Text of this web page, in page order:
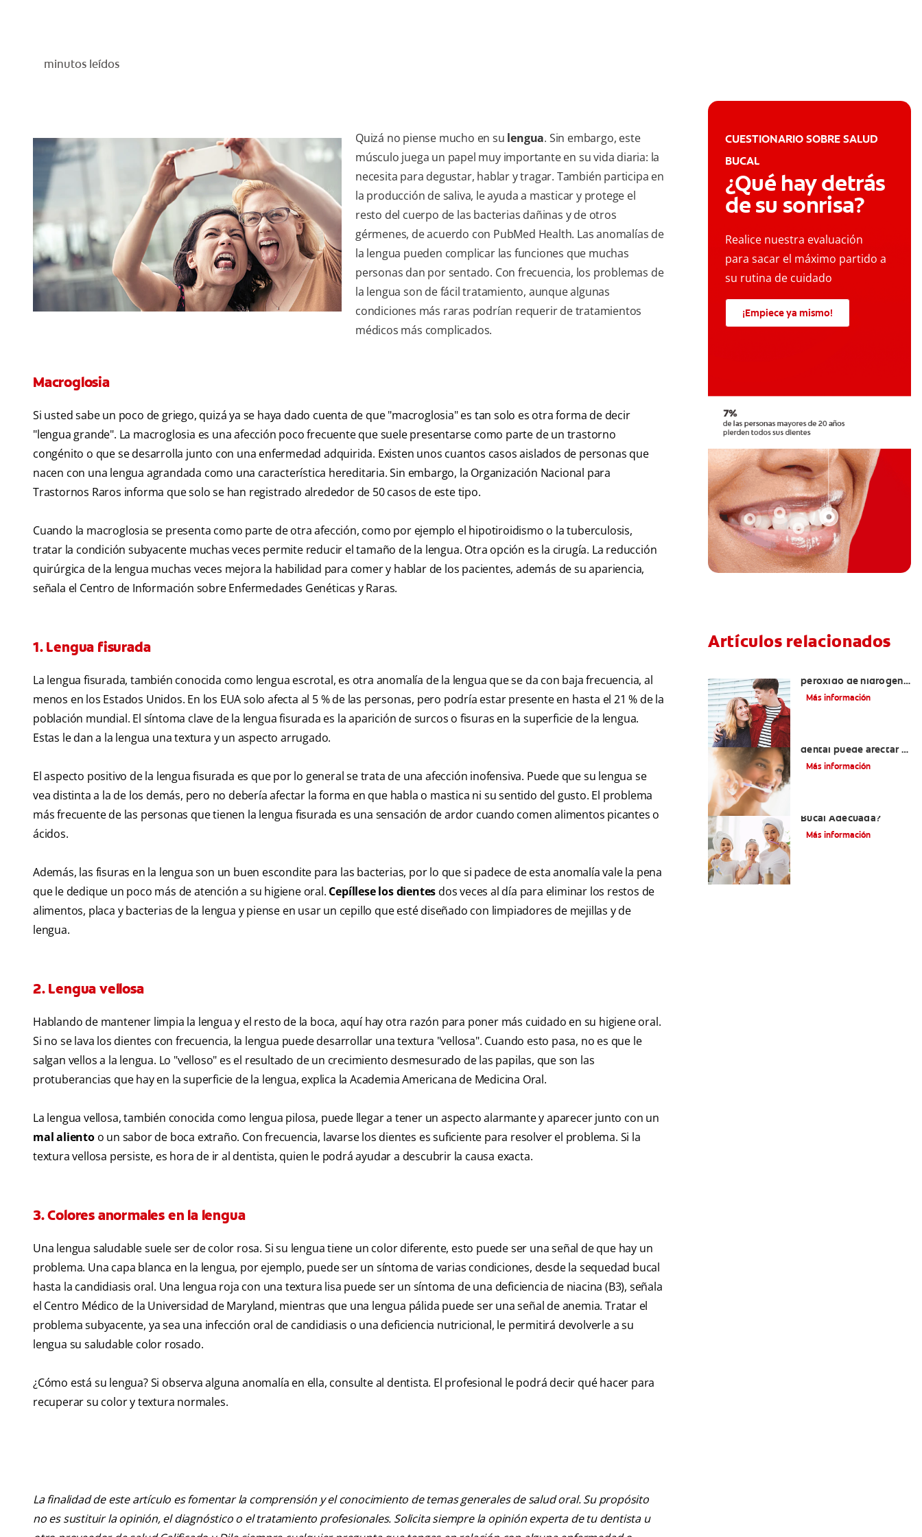
minutos leídos
Quizá no piense mucho en su lengua. Sin embargo, este
músculo juega un papel muy importante en su vida diaria: la
necesita para degustar, hablar y tragar. También participa en
la producción de saliva, le ayuda a masticar y protege el
resto del cuerpo de las bacterias dañinas y de otros
gérmenes, de acuerdo con PubMed Health. Las anomalías de
la lengua pueden complicar las funciones que muchas
personas dan por sentado. Con frecuencia, los problemas de
la lengua son de fácil tratamiento, aunque algunas
condiciones más raras podrían requerir de tratamientos
médicos más complicados.
Macroglosia
Si usted sabe un poco de griego, quizá ya se haya dado cuenta de que "macroglosia" es tan solo es otra forma de decir
"lengua grande". La macroglosia es una afección poco frecuente que suele presentarse como parte de un trastorno
congénito o que se desarrolla junto con una enfermedad adquirida. Existen unos cuantos casos aislados de personas que
nacen con una lengua agrandada como una característica hereditaria. Sin embargo, la Organización Nacional para
Trastornos Raros informa que solo se han registrado alrededor de 50 casos de este tipo.
Cuando la macroglosia se presenta como parte de otra afección, como por ejemplo el hipotiroidismo o la tuberculosis,
tratar la condición subyacente muchas veces permite reducir el tamaño de la lengua. Otra opción es la cirugía. La reducción
quirúrgica de la lengua muchas veces mejora la habilidad para comer y hablar de los pacientes, además de su apariencia,
señala el Centro de Información sobre Enfermedades Genéticas y Raras.
1. Lengua fisurada
La lengua fisurada, también conocida como lengua escrotal, es otra anomalía de la lengua que se da con baja frecuencia, al
menos en los Estados Unidos. En los EUA solo afecta al 5 % de las personas, pero podría estar presente en hasta el 21 % de la
población mundial. El síntoma clave de la lengua fisurada es la aparición de surcos o fisuras en la superficie de la lengua.
Estas le dan a la lengua una textura y un aspecto arrugado.
El aspecto positivo de la lengua fisurada es que por lo general se trata de una afección inofensiva. Puede que su lengua se
vea distinta a la de los demás, pero no debería afectar la forma en que habla o mastica ni su sentido del gusto. El problema
más frecuente de las personas que tienen la lengua fisurada es una sensación de ardor cuando comen alimentos picantes o
ácidos.
Además, las fisuras en la lengua son un buen escondite para las bacterias, por lo que si padece de esta anomalía vale la pena
que le dedique un poco más de atención a su higiene oral. Cepíllese los dientesdos veces al día para eliminar los restos de
alimentos, placa y bacterias de la lengua y piense en usar un cepillo que esté diseñado con limpiadores de mejillas y de
lengua.
2. Lengua vellosa
Hablando de mantener limpia la lengua y el resto de la boca, aquí hay otra razón para poner más cuidado en su higiene oral.
Si no se lava los dientes con frecuencia, la lengua puede desarrollar una textura "vellosa". Cuando esto pasa, no es que le
salgan vellos a la lengua. Lo "velloso" es el resultado de un crecimiento desmesurado de las papilas, que son las
protuberancias que hay en la superficie de la lengua, explica la Academia Americana de Medicina Oral.
La lengua vellosa, también conocida como lengua pilosa, puede llegar a tener un aspecto alarmante y aparecer junto con un
mal alientoo un sabor de boca extraño. Con frecuencia, lavarse los dientes es suficiente para resolver el problema. Si la
textura vellosa persiste, es hora de ir al dentista, quien le podrá ayudar a descubrir la causa exacta.
3. Colores anormales en la lengua
Una lengua saludable suele ser de color rosa. Si su lengua tiene un color diferente, esto puede ser una señal de que hay un
problema. Una capa blanca en la lengua, por ejemplo, puede ser un síntoma de varias condiciones, desde la sequedad bucal
hasta la candidiasis oral. Una lengua roja con una textura lisa puede ser un síntoma de una deficiencia de niacina (B3), señala
el Centro Médico de la Universidad de Maryland, mientras que una lengua pálida puede ser una señal de anemia. Tratar el
problema subyacente, ya sea una infección oral de candidiasis o una deficiencia nutricional, le permitirá devolverle a su
lengua su saludable color rosado.
¿Cómo está su lengua? Si observa alguna anomalía en ella, consulte al dentista. El profesional le podrá decir qué hacer para
recuperar su color y textura normales.
La finalidad de este artículo es fomentar la comprensión y el conocimiento de temas generales de salud oral. Su propósito
no es sustituir la opinión, el diagnóstico o el tratamiento profesionales. Solicita siempre la opinión experta de tu dentista u
CUESTIONARIO SOBRE SALUD
BUCAL
¿Qué hay detrás
de su sonrisa?
Realice nuestra evaluación
para sacar el máximo partido a
su rutina de cuidado
¡Empiece ya mismo!
Artículos relacionados
peróxido de hidrógeno
para dientes y encías
Más información
dental puede afectar el
esmalte?
Más información
Bucal Adecuada?
Más información